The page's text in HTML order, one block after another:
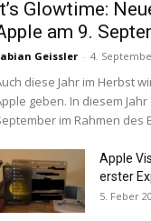
Glowtime:
am 9.
Geissler - 4.
diese Jahr im Herbst
geben. In diesem
im Rahmen des
Apple
erster
5. Feber